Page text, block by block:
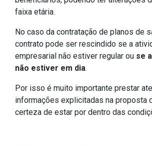
faixa etária.
No caso da contratação de planos de
contrato pode ser rescindido se a
empresarial não estiver regular ou se
não estiver em dia.
Por isso é muito importante prestar
informações explicitadas na proposta
certeza de estar por dentro das